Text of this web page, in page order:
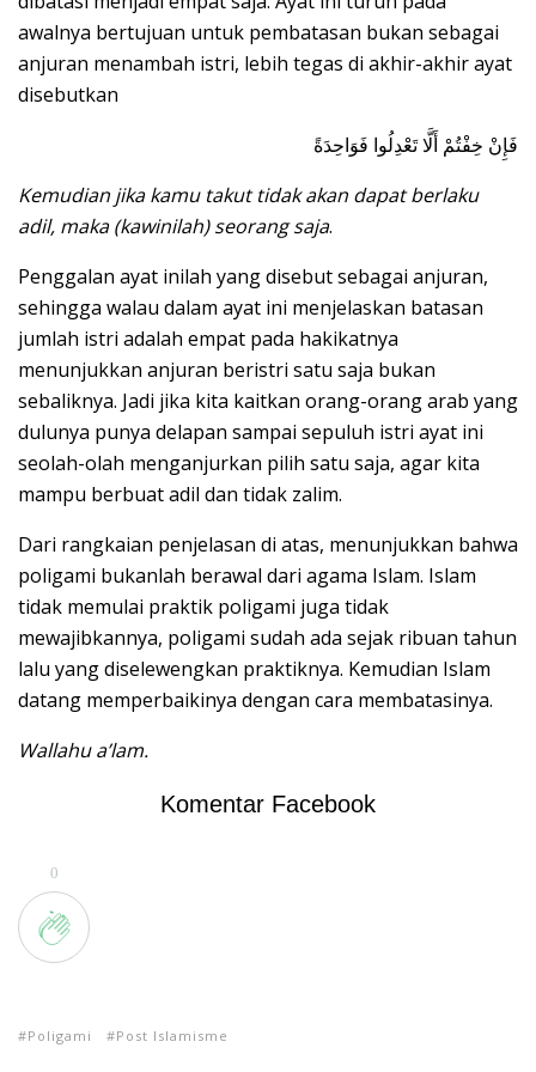
awalnya bertujuan untuk pembatasan bukan sebagai
anjuran menambah istri, lebih tegas di akhir-akhir ayat
disebutkan
فَإِنْ خِفْتُمْ أَلَّا تَعْدِلُوا فَوَاحِدَةً
Kemudian jika kamu takut tidak akan dapat berlaku
adil, maka (kawinilah) seorang saja.
Penggalan ayat inilah yang disebut sebagai anjuran,
sehingga walau dalam ayat ini menjelaskan batasan
jumlah istri adalah empat pada hakikatnya
menunjukkan anjuran beristri satu saja bukan
sebaliknya. Jadi jika kita kaitkan orang-orang arab yang
dulunya punya delapan sampai sepuluh istri ayat ini
seolah-olah menganjurkan pilih satu saja, agar kita
mampu berbuat adil dan tidak zalim.
Dari rangkaian penjelasan di atas, menunjukkan bahwa
poligami bukanlah berawal dari agama Islam. Islam
tidak memulai praktik poligami juga tidak
mewajibkannya, poligami sudah ada sejak ribuan tahun
lalu yang diselewengkan praktiknya. Kemudian Islam
datang memperbaikinya dengan cara membatasinya.
Wallahu a’lam.
Komentar Facebook
0
Poligami Post Islamisme